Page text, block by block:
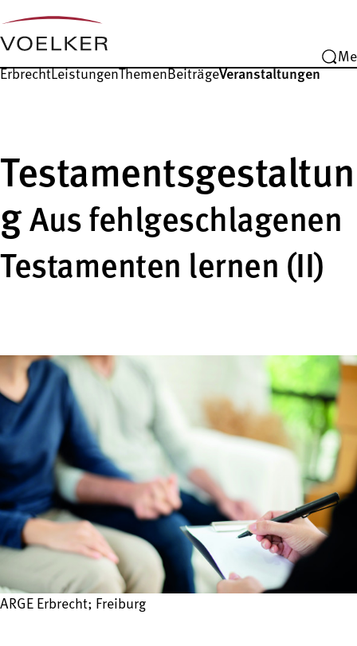
ErbrechtLeistungenThemenBeiträgeVeranstaltungen
Testamentsgestaltun
g Aus fehlgeschlagenen
Testamenten lernen (II)
ARGE Erbrecht; Freiburg